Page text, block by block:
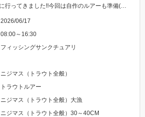
またまたサンクチュアリに行ってきました!!今回は自作のルアーも準備(笑)またまた大爆釣で一日楽しめました!!HITルアーはなんでも!!
2026/06/17
08:00～16:30
フィッシングサンクチュアリ
ニジマス（トラウト全般）
トラウトルアー
ニジマス（トラウト全般）大漁
ニジマス（トラウト全般）30～40CM